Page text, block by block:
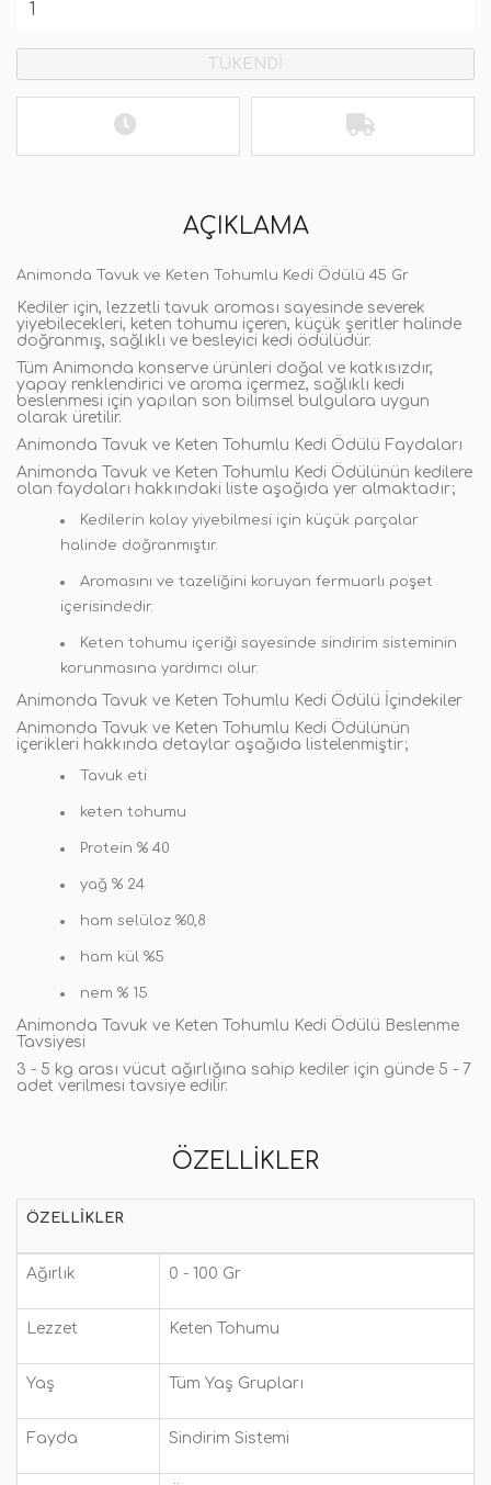
TÜKENDİ
AÇIKLAMA
Animonda Tavuk ve Keten Tohumlu Kedi Ödülü 45 Gr
Kediler için, lezzetli tavuk aroması sayesinde severek
yiyebilecekleri, keten tohumu içeren, küçük şeritler halinde
doğranmış, sağlıklı ve besleyici kedi ödülüdür.
Tüm Animonda konserve ürünleri doğal ve katkısızdır,
yapay renklendirici ve aroma içermez, sağlıklı kedi
beslenmesi için yapılan son bilimsel bulgulara uygun
olarak üretilir.
Animonda Tavuk ve Keten Tohumlu Kedi Ödülü Faydaları
Animonda Tavuk ve Keten Tohumlu Kedi Ödülünün kedilere
olan faydaları hakkındaki liste aşağıda yer almaktadır;
Kedilerin kolay yiyebilmesi için küçük parçalar
halinde doğranmıştır.
Aromasını ve tazeliğini koruyan fermuarlı poşet
içerisindedir.
Keten tohumu içeriği sayesinde sindirim sisteminin
korunmasına yardımcı olur.
Animonda Tavuk ve Keten Tohumlu Kedi Ödülü İçindekiler
Animonda Tavuk ve Keten Tohumlu Kedi Ödülünün
içerikleri hakkında detaylar aşağıda listelenmiştir;
Tavuk eti
keten tohumu
Protein % 40
yağ % 24
ham selüloz %0,8
ham kül %5
nem % 15
Animonda Tavuk ve Keten Tohumlu Kedi Ödülü Beslenme
Tavsiyesi
3 - 5 kg arası vücut ağırlığına sahip kediler için günde 5 - 7
adet verilmesi tavsiye edilir.
ÖZELLIKLER
ÖZELLIKLER
Ağırlık 0 - 100 Gr
Lezzet Keten Tohumu
Yaş Tüm Yaş Grupları
Fayda Sindirim Sistemi